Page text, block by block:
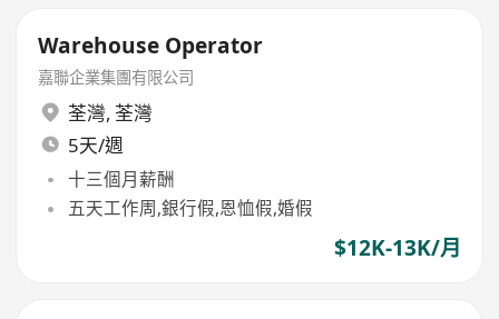
Warehouse Operator
嘉聯企業集團有限公司
荃灣, 荃灣
5天/週
十三個月薪酬
五天工作周,銀行假,恩恤假,婚假
$12K-13K/月